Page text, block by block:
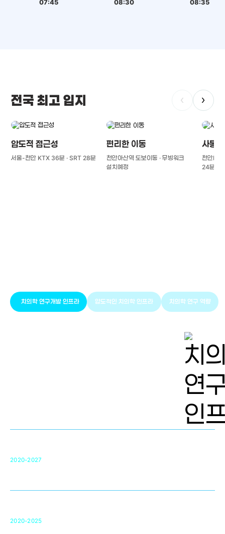
07:45 08:30 08:35
전국 최고 입지 ‹ ›
압도적 접근성
서울-천안 KTX 36분 · SRT 28분
편리한 이동
천안아산역 도보이동 · 무빙워크
설치예정
사통
천안IC(
24분
치의학 연구개발 인프라 압도적인 치의학 인프라 치의학 연구 역량
2020-2027
2020-2025